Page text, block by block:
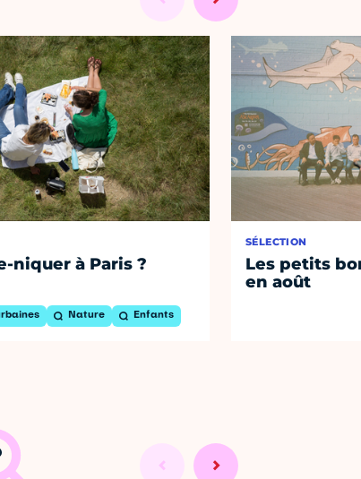
niquer à Paris ?
Nature Enfants
SÉLECTION
Les petits
en août